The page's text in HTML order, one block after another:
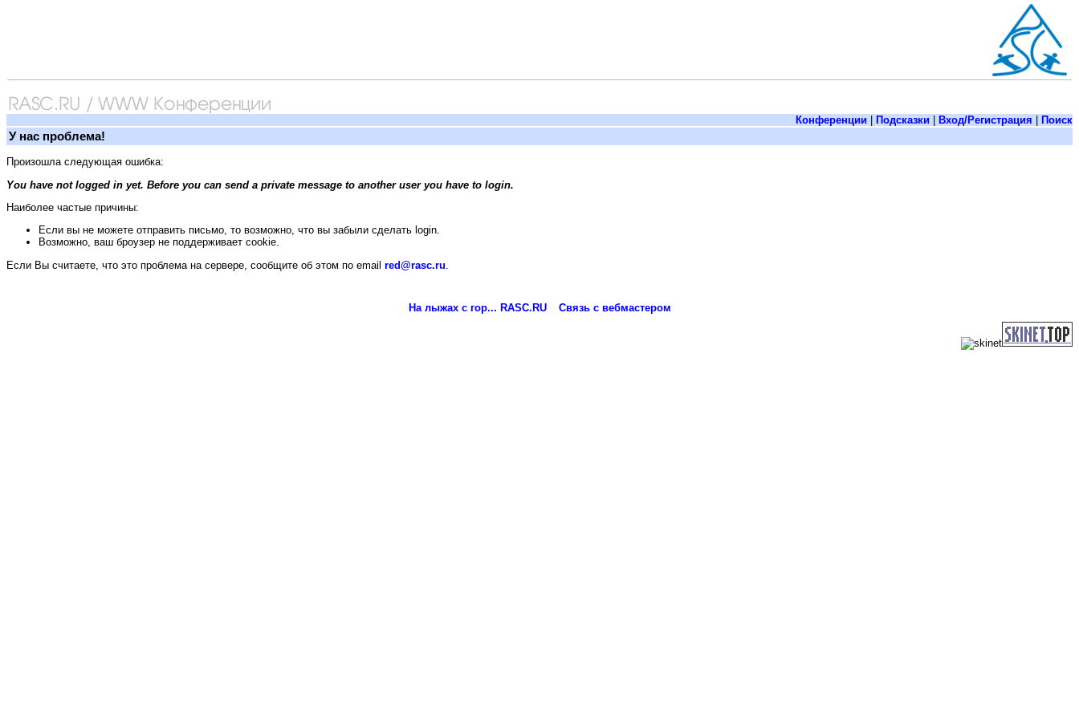
Конференции Подсказки Вход/Регистрация Поиск
У нас проблема!
Произошла следующая ошибка:
You have not logged in yet. Before you can send a private message to another user you have to login.
Наиболее частые причины:
Если вы не можете отправить письмо, то возможно, что вы забыли сделать login.
Возможно, ваш броузер не поддерживает cookie.
Если Вы считаете, что это проблема на сервере, сообщите об этом по email red@rasc.ru
На лыжах с гор... RASC.RU Связь с вебмастером